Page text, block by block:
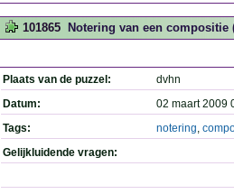
101865 Notering van een compositie
Plaats van de puzzel:
dvhn
Datum:
02 maart 2009
Tags:
notering,
Gelijkluidende vragen: